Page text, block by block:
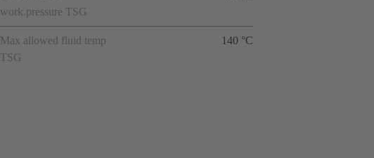
work.pressure TSG
Max allowed fluid temp
TSG
140 °C